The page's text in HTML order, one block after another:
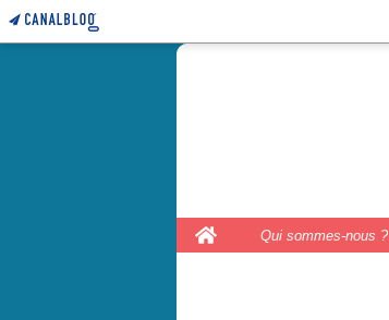
Home
Qui sommes-nous ?